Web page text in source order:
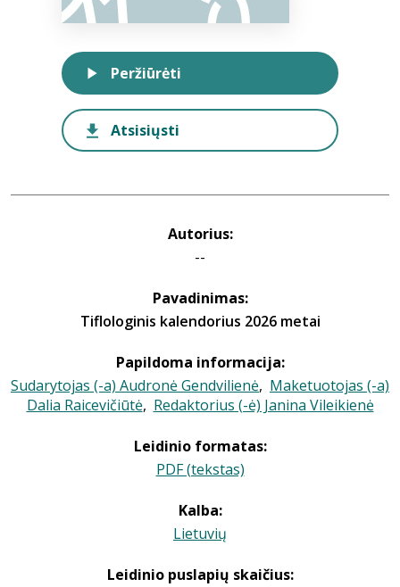
Autorius:
--
Pavadinimas:
Tiflologinis kalendorius 2026 metai
Papildoma informacija:
Sudarytojas (-a) Audronė Gendvilienė, Maketuotojas (-a)
Dalia Raicevičiūtė, Redaktorius (-ė) Janina Vileikienė
Leidinio formatas:
PDF (tekstas)
Kalba:
Lietuvių
Leidinio puslapių skaičius:
Peržiūrėti
Atsisiųsti